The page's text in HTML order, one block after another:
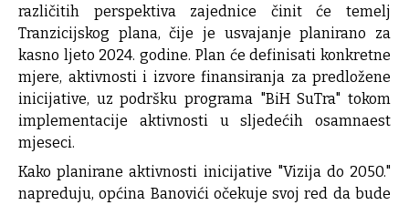
različitih perspektiva zajednice činit će temelj
Tranzicijskog plana, čije je usvajanje planirano za
kasno ljeto 2024. godine. Plan će definisati konkretne
mjere, aktivnosti i izvore finansiranja za predložene
inicijative, uz podršku programa "BiH SuTra" tokom
implementacije aktivnosti u sljedećih osamnaest
mjeseci.
Kako planirane aktivnosti inicijative "Vizija do 2050."
napreduju, općina Banovići očekuje svoj red da bude